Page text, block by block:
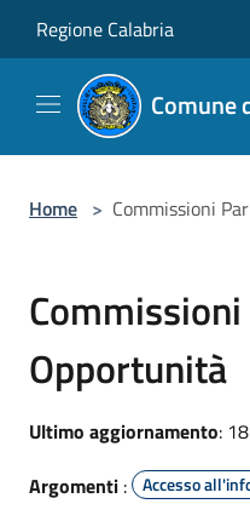
Regione Calabria
Comune
Home > Commissioni
Opportunità
Ultimo aggiornamento:
Argomenti : Accesso